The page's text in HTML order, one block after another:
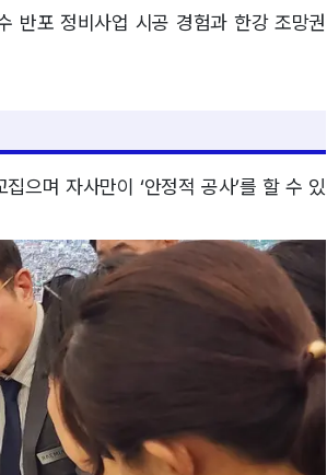
반포 정비사업 시공 경험과 한강 조망권
으며 자사만이 ‘안정적 공사’를 할 수 있